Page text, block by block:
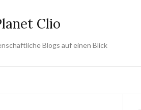
Clio
Blogs auf einen Blick